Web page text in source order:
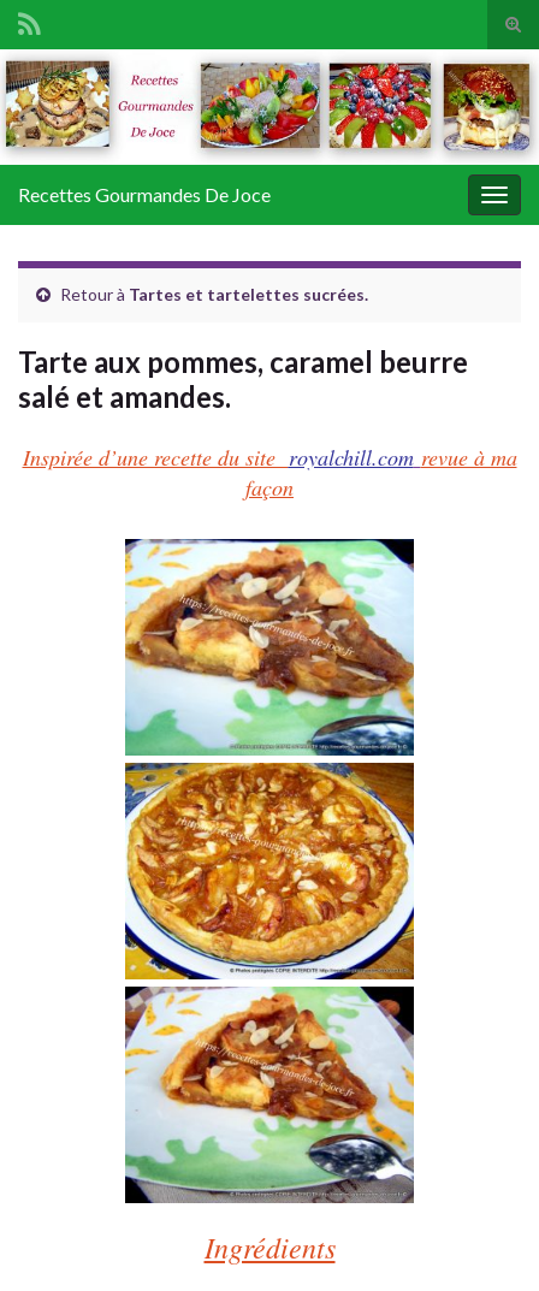
Search for:
Recettes Gourmandes De Joce
Retour à Tartes et tartelettes sucrées.
Tarte aux pommes, caramel beurre
salé et amandes.
Inspirée d’une recette du site royalchill.com revue à ma
façon
Ingrédients